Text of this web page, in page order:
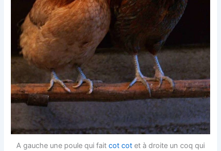
A gauche une poule qui fait cot cot et à droite un coq qui